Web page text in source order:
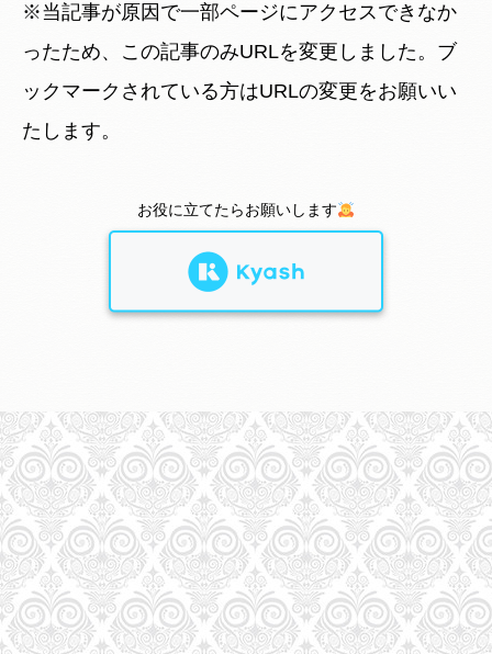
※当記事が原因で一部ページにアクセスできなか
ったため、この記事のみURLを変更しました。ブ
ックマークされている方はURLの変更をお願いい
たします。
お役に立てたらお願いします